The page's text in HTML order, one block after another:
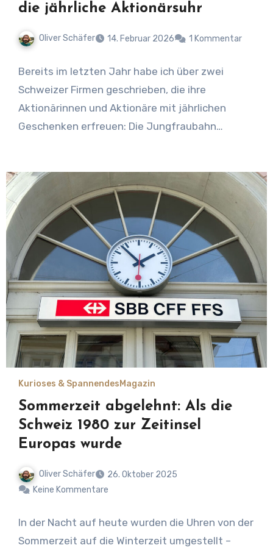
die jährliche Aktionärsuhr
Oliver Schäfer 14. Februar 2026 1 Kommentar
Bereits im letzten Jahr habe ich über zwei
Schweizer Firmen geschrieben, die ihre
Aktionärinnen und Aktionäre mit jährlichen
Geschenken erfreuen: Die Jungfraubahn…
Kurioses & Spannendes Magazin
Sommerzeit abgelehnt: Als die
Schweiz 1980 zur Zeitinsel
Europas wurde
Oliver Schäfer
26. Oktober 2025
Keine Kommentare
In der Nacht auf heute wurden die Uhren von der
Sommerzeit auf die Winterzeit umgestellt –